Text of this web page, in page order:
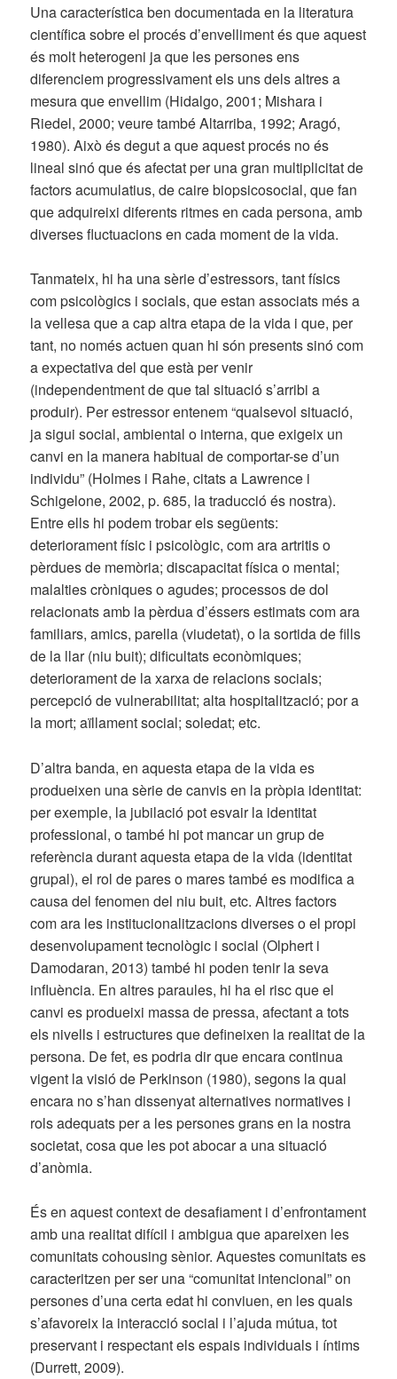
Una característica ben documentada en la literatura
científica sobre el procés d’envelliment és que aquest
és molt heterogeni ja que les persones ens
diferenciem progressivament els uns dels altres a
mesura que envellim (Hidalgo, 2001; Mishara i
Riedel, 2000; veure també Altarriba, 1992; Aragó,
1980). Això és degut a que aquest procés no és
lineal sinó que és afectat per una gran multiplicitat de
factors acumulatius, de caire biopsicosocial, que fan
que adquireixi diferents ritmes en cada persona, amb
diverses fluctuacions en cada moment de la vida.
Tanmateix, hi ha una sèrie d’estressors, tant físics
com psicològics i socials, que estan associats més a
la vellesa que a cap altra etapa de la vida i que, per
tant, no només actuen quan hi són presents sinó com
a expectativa del que està per venir
(independentment de que tal situació s’arribi a
produir). Per estressor entenem “qualsevol situació,
ja sigui social, ambiental o interna, que exigeix un
canvi en la manera habitual de comportar-se d’un
individu” (Holmes i Rahe, citats a Lawrence i
Schigelone, 2002, p. 685, la traducció és nostra).
Entre ells hi podem trobar els següents:
deteriorament físic i psicològic, com ara artritis o
pèrdues de memòria; discapacitat física o mental;
malalties cròniques o agudes; processos de dol
relacionats amb la pèrdua d’éssers estimats com ara
familiars, amics, parella (viudetat), o la sortida de fills
de la llar (niu buit); dificultats econòmiques;
deteriorament de la xarxa de relacions socials;
percepció de vulnerabilitat; alta hospitalització; por a
la mort; aïllament social; soledat; etc.
D’altra banda, en aquesta etapa de la vida es
produeixen una sèrie de canvis en la pròpia identitat:
per exemple, la jubilació pot esvair la identitat
professional, o també hi pot mancar un grup de
referència durant aquesta etapa de la vida (identitat
grupal), el rol de pares o mares també es modifica a
causa del fenomen del niu buit, etc. Altres factors
com ara les institucionalitzacions diverses o el propi
desenvolupament tecnològic i social (Olphert i
Damodaran, 2013) també hi poden tenir la seva
influència. En altres paraules, hi ha el risc que el
canvi es produeixi massa de pressa, afectant a tots
els nivells i estructures que defineixen la realitat de la
persona. De fet, es podria dir que encara continua
vigent la visió de Perkinson (1980), segons la qual
encara no s’han dissenyat alternatives normatives i
rols adequats per a les persones grans en la nostra
societat, cosa que les pot abocar a una situació
d’anòmia.
És en aquest context de desafiament i d’enfrontament
amb una realitat difícil i ambigua que apareixen les
comunitats cohousing sènior. Aquestes comunitats es
caracteritzen per ser una “comunitat intencional” on
persones d’una certa edat hi conviuen, en les quals
s’afavoreix la interacció social i l’ajuda mútua, tot
preservant i respectant els espais individuals i íntims
(Durrett, 2009).